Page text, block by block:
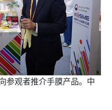
参观者推介手膜产品。中